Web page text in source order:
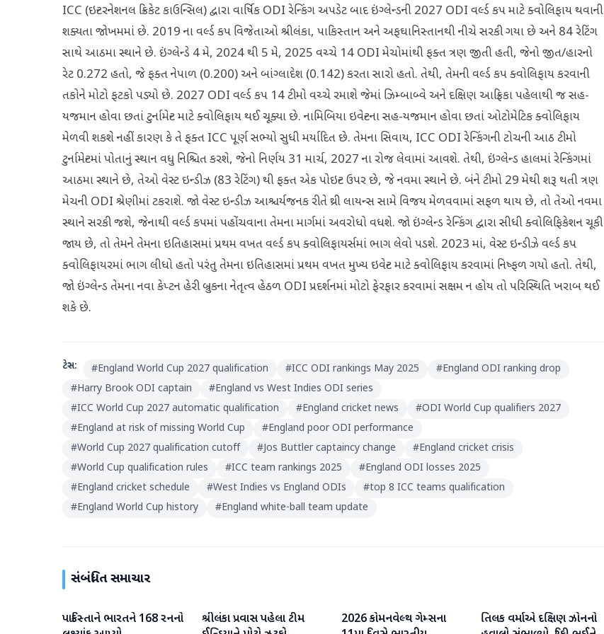
ICC (ઇન્ટરનેશનલ ક્રિકેટ કાઉન્સિલ) દ્વારા વાર્ષિક ODI રેન્કિંગ અપડેટ બાદ ઇંગ્લેન્ડની 2027 ODI વર્લ્ડ કપ માટે ક્વોલિફાય થવાની
શક્યતા જોખમમાં છે. 2019 ના વર્લ્ડ કપ વિજેતાઓ શ્રીલંકા, પાકિસ્તાન અને અફઘાનિસ્તાનથી નીચે સરકી ગયા છે અને 84 રેટિંગ
સાથે આઠમા સ્થાને છે. ઇંગ્લેન્ડે 4 મે, 2024 થી 5 મે, 2025 વચ્ચે 14 ODI મેચોમાંથી ફક્ત ત્રણ જીતી હતી, જેનો જીત/હારનો
રેટ 0.272 હતો, જે ફક્ત નેપાળ (0.200) અને બાંગ્લાદેશ (0.142) કરતા સારો હતો. તેથી, તેમની વર્લ્ડ કપ ક્વોલિફાય કરવાની
તકોને મોટો ફટકો પડ્યો છે. 2027 ODI વર્લ્ડ કપ 14 ટીમો વચ્ચે રમાશે જેમાં ઝિમ્બાબ્વે અને દક્ષિણ આફ્રિકા પહેલાથી જ સહ-
યજમાન હોવા છતાં ટુર્નામેન્ટ માટે ક્વોલિફાય થઈ ચૂક્યા છે. નામિબિયા ઇવેન્ટના સહ-યજમાન હોવા છતાં ઓટોમેટિક ક્વોલિફાય
મેળવી શકશે નહીં કારણ કે તે ફક્ત ICC પૂર્ણ સભ્યો સુધી મર્યાદિત છે. તેમના સિવાય, ICC ODI રેન્કિંગની ટોચની આઠ ટીમો
ટુર્નામેન્ટમાં પોતાનું સ્થાન વધુ નિશ્ચિત કરશે, જેનો નિર્ણય 31 માર્ચ, 2027 ના રોજ લેવામાં આવશે. તેથી, ઇંગ્લેન્ડ હાલમાં રેન્કિંગમાં
આઠમા સ્થાને છે, તેઓ વેસ્ટ ઇન્ડીઝ (83 રેટિંગ) થી ફક્ત એક પોઇન્ટ ઉપર છે, જે નવમા સ્થાને છે. બંને ટીમો 29 મેથી શરૂ થતી ત્રણ
મેચની ODI શ્રેણીમાં ટકરાશે. જો વેસ્ટ ઇન્ડીઝ આશ્ચર્યજનક રીતે થ્રી લાયન્સ સામે વિજય મેળવવામાં સફળ થાય છે, તો તેઓ નવમા
સ્થાને સરકી જશે, જેનાથી વર્લ્ડ કપમાં પહોંચવાના તેમના માર્ગમાં અવરોધો વધશે. જો ઇંગ્લેન્ડ રેન્કિંગ દ્વારા સીધી ક્વોલિફિકેશન ચૂકી
જાય છે, તો તેમને તેમના ઇતિહાસમાં પ્રથમ વખત વર્લ્ડ કપ ક્વોલિફાયર્સમાં ભાગ લેવો પડશે. 2023 માં, વેસ્ટ ઇન્ડીઝે વર્લ્ડ કપ
ક્વોલિફાયરમાં ભાગ લીધો હતો પરંતુ તેમના ઇતિહાસમાં પ્રથમ વખત મુખ્ય ઇવેન્ટ માટે ક્વોલિફાય કરવામાં નિષ્ફળ ગયો હતો. તેથી,
જો ઇંગ્લેન્ડ તેમના નવા કેપ્ટન હેરી બ્રુકના નેતૃત્વ હેઠળ ODI પ્રદર્શનમાં મોટો ફેરફાર કરવામાં સક્ષમ ન હોય તો પરિસ્થિતિ ખરાબ થઈ
શકે છે.
ટેગ્સ: #England World Cup 2027 qualification #ICC ODI rankings May 2025 #England ODI ranking drop
#Harry Brook ODI captain #England vs West Indies ODI series
#ICC World Cup 2027 automatic qualification #England cricket news #ODI World Cup qualifiers 2027
#England at risk of missing World Cup #England poor ODI performance
#World Cup 2027 qualification cutoff #Jos Buttler captaincy change #England cricket crisis
#World Cup qualification rules #ICC team rankings 2025 #England ODI losses 2025
#England cricket schedule #West Indies vs England ODIs #top 8 ICC teams qualification
#England World Cup history #England white-ball team update
સંબંધિત સમાચાર
રમતગમત
પાકિસ્તાને ભારતને 168 રનનો
રમતગમત
શ્રીલંકા પ્રવાસ પહેલા ટીમ
રમતગમત
2026 કોમનવેલ્થ ગેમ્સના
રમતગમત
તિલક વર્માએ દક્ષિણ ઝોનનો